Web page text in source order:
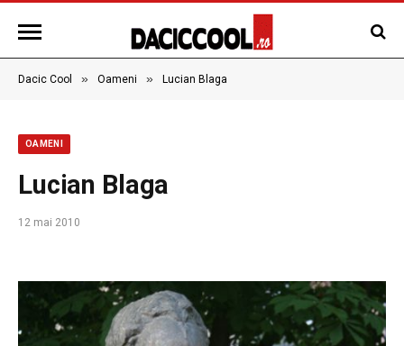
Dacic Cool » Oameni » Lucian Blaga
OAMENI
Lucian Blaga
12 mai 2010